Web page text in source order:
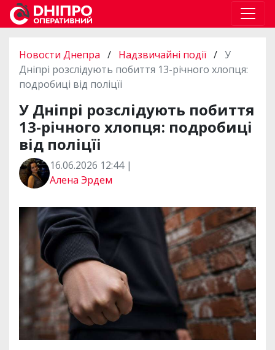
Новости Днепра / Надзвичайні події / У
Дніпрі розслідують побиття 13-річного хлопця:
подробиці від поліцїі
У Дніпрі розслідують побиття
13-річного хлопця: подробиці
від поліцїі
16.06.2026 12:44 |
Алена Эрдем